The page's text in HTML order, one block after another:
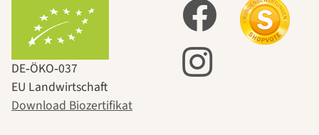
DE‑ÖKO‑037
EU Landwirtschaft
Download Biozertifikat